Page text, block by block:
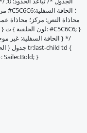
الحافة السفلية: غير موجودة؛ } جدول { عائلة الخط: SailecBold; }